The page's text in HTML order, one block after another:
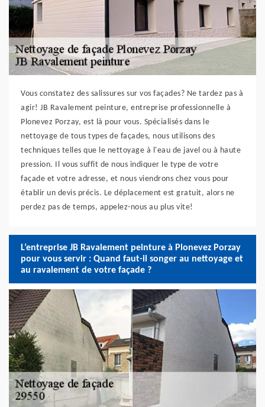
Vous constatez des salissures sur vos façades? Ne tardez pas à
agir! JB Ravalement peinture, entreprise professionnelle à
Plonevez Porzay, est là pour vous. Spécialisés dans le
nettoyage de tous types de façades, nous utilisons des
techniques telles que le nettoyage à l'eau de javel ou à haute
pression. Il vous suffit de nous indiquer le type de votre
façade et votre adresse, et nous viendrons chez vous pour
établir un devis précis. Le déplacement est gratuit, alors ne
perdez pas de temps, appelez-nous au plus vite!
L’entreprise JB Ravalement peinture à Plonevez Porzay
pour vous servir : Quand faut-il songer au nettoyage et
au ravalement de votre façade ?